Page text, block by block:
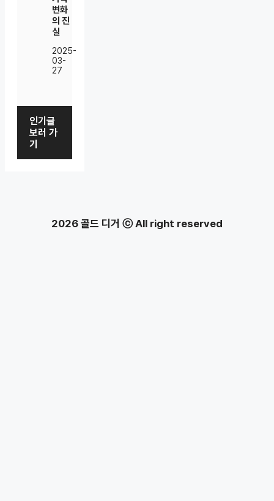
변화
의 진
실
2025-
03-
27
인기글
보러 가
기
2026 골드 디거 ⓒ All right reserved